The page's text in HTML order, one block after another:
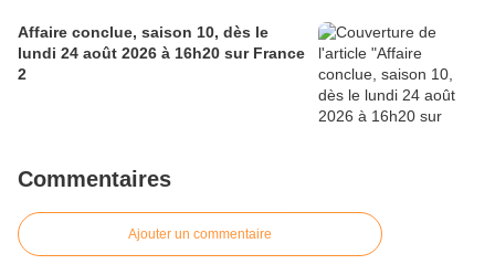
Affaire conclue, saison 10, dès le
lundi 24 août 2026 à 16h20 sur France
2
Commentaires
Ajouter un commentaire